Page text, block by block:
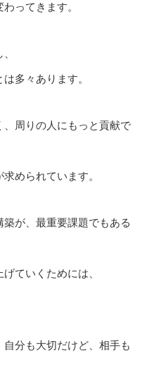
ってきます。
多々あります。
、周りの人にもっと貢献で
められています。
が、最重要課題でもある
ていくためには、
分も大切だけど、相手も